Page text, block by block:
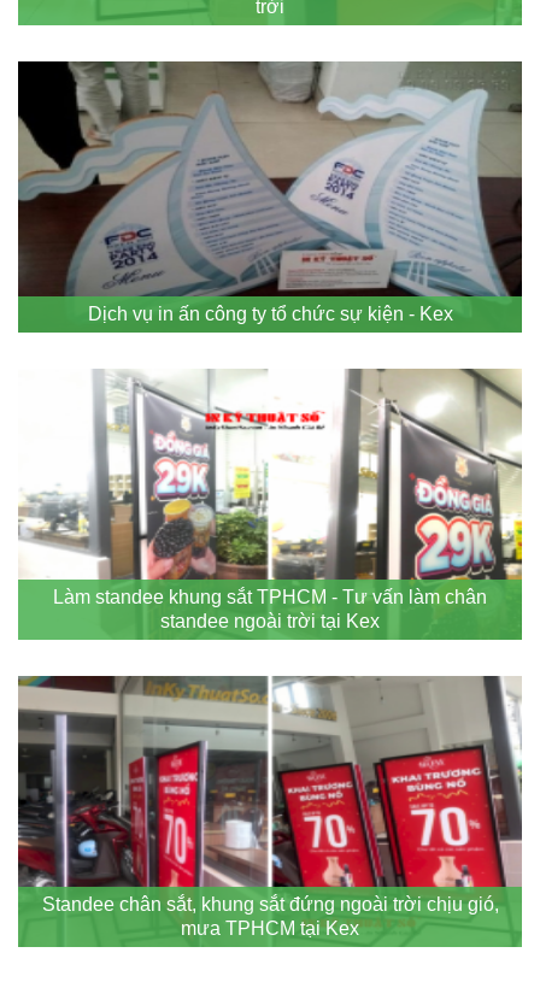
trời
Dịch vụ in ấn công ty tổ chức sự kiện - Kex
Làm standee khung sắt TPHCM - Tư vấn làm chân
standee ngoài trời tại Kex
Standee chân sắt, khung sắt đứng ngoài trời chịu gió,
mưa TPHCM tại Kex